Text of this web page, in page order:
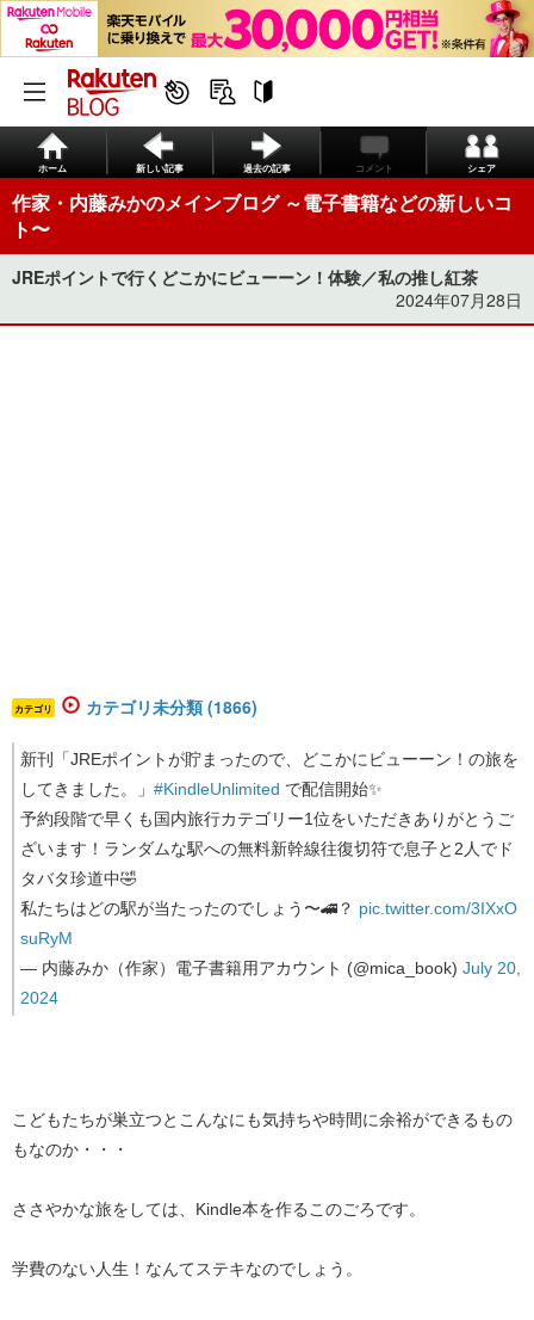
ホーム 新しい記事 過去の記事 コメント シェア
作家・内藤みかのメインブログ ～電子書籍などの新しいコ
ト〜
JREポイントで行くどこかにビューーン！体験／私の推し紅茶
2024年07月28日
カテゴリ カテゴリ未分類 (1866)
新刊「JREポイントが貯まったので、どこかにビューーン！の旅を
してきました。」 #KindleUnlimited で配信開始✨
予約段階で早くも国内旅行カテゴリー1位をいただきありがとうご
ざいます！ランダムな駅への無料新幹線往復切符で息子と2人でド
タバタ珍道中🤣
私たちはどの駅が当たったのでしょう〜🚄？ pic.twitter.com/3IXxO
suRyM
— 内藤みか（作家）電子書籍用アカウント (@mica_book) July 20,
2024
こどもたちが巣立つとこんなにも気持ちや時間に余裕ができるもの
もなのか・・・
ささやかな旅をしては、Kindle本を作るこのごろです。
学費のない人生！なんてステキなのでしょう。